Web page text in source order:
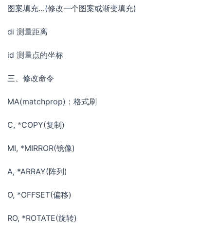
图案填充…(修改一个图案或渐变填充)
di 测量距离
id 测量点的坐标
三、修改命令
MA(matchprop)：格式刷
C, *COPY(复制)
MI, *MIRROR(镜像)
A, *ARRAY(阵列)
O, *OFFSET(偏移)
RO, *ROTATE(旋转)